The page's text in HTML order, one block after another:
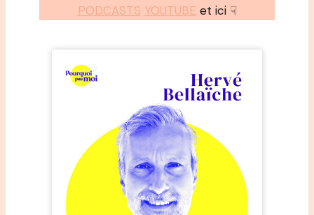
PODCASTS YOUTUBE et ici ☟